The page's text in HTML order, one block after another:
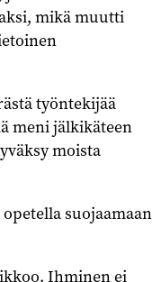
mikä muutti
työntekijää
meni jälkikäteen
moista
suojaamaan
Ihminen ei